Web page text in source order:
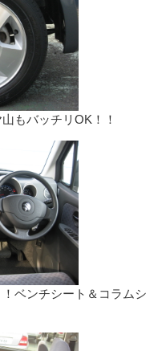
もバッチリOK！！
ベンチシート＆コラムシ